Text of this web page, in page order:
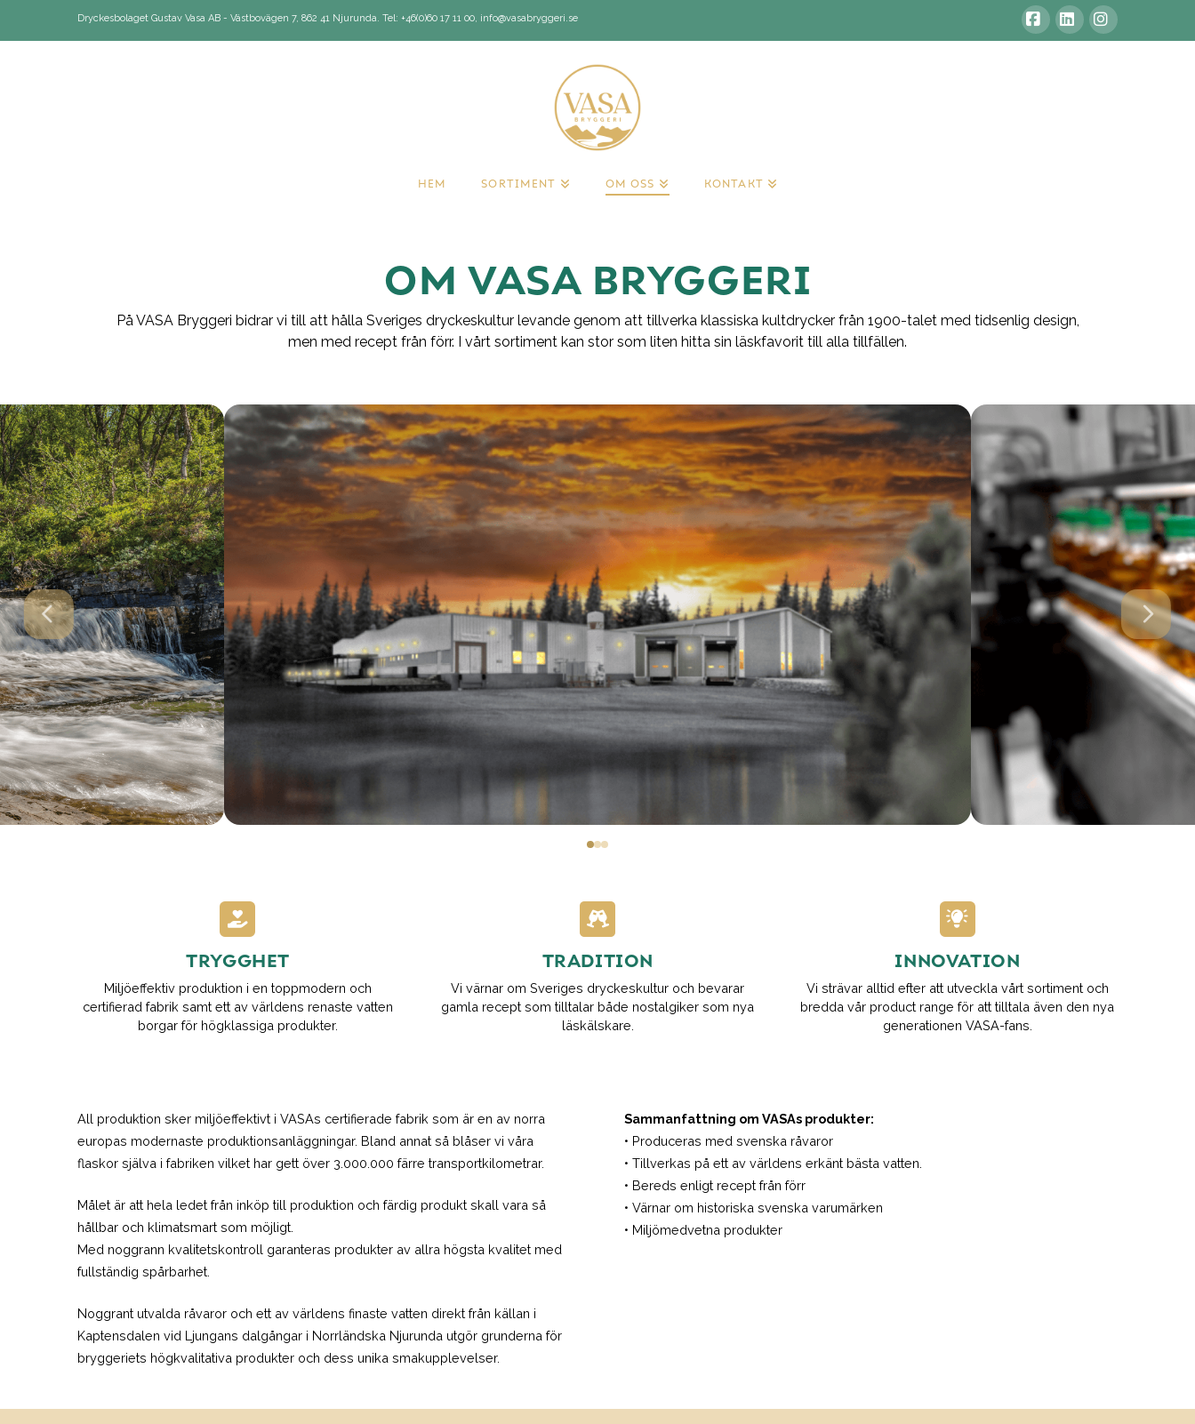
Dryckesbolaget Gustav Vasa AB - Västbovägen 7, 862 41 Njurunda. Tel: +46(0)60 17 11 00, info@vasabryggeri.se
Facebook
LinkedInInstagram
DRYCKESBOLAGET
GUSTAV
VASA
AB
HEM SORTIMENT OM OSS KONTAKT
OM VASA BRYGGERI
På VASA Bryggeri bidrar vi till att hålla Sveriges dryckeskultur levande genom att tillverka klassiska kultdrycker från 1900-talet med tidsenlig design,
men med recept från förr. I vårt sortiment kan stor som liten hitta sin läskfavorit till alla tillfällen.
012
TRYGGHET
Miljöeffektiv produktion i en toppmodern och
certifierad fabrik samt ett av världens renaste vatten
borgar för högklassiga produkter.
TRADITION
Vi värnar om Sveriges dryckeskultur och bevarar
gamla recept som tilltalar både nostalgiker som nya
läskälskare.
INNOVATION
Vi strävar alltid efter att utveckla vårt sortiment och
bredda vår product range för att tilltala även den nya
generationen VASA-fans.
All produktion sker miljöeffektivt i VASAs certifierade fabrik som är en av norra
europas modernaste produktionsanläggningar. Bland annat så blåser vi våra
flaskor själva i fabriken vilket har gett över 3.000.000 färre transportkilometrar.
Målet är att hela ledet från inköp till produktion och färdig produkt skall vara så
hållbar och klimatsmart som möjligt.
Med noggrann kvalitetskontroll garanteras produkter av allra högsta kvalitet med
fullständig spårbarhet.
Noggrant utvalda råvaror och ett av världens finaste vatten direkt från källan i
Kaptensdalen vid Ljungans dalgångar i Norrländska Njurunda utgör grunderna för
bryggeriets högkvalitativa produkter och dess unika smakupplevelser.
Sammanfattning om VASAs produkter:
• Produceras med svenska råvaror
• Tillverkas på ett av världens erkänt bästa vatten.
• Bereds enligt recept från förr
• Värnar om historiska svenska varumärken
• Miljömedvetna produkter